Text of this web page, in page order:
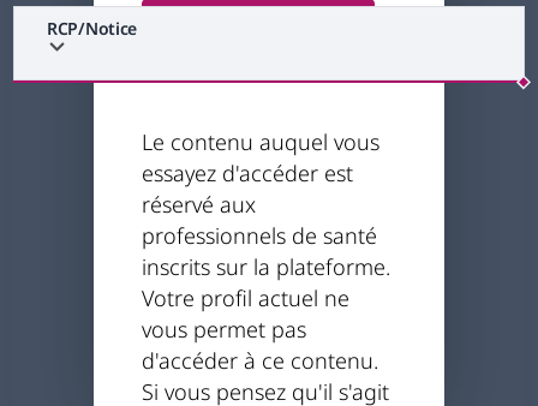
Le contenu auquel vous
essayez d'accéder est
réservé aux
professionnels de santé
inscrits sur la plateforme.
Votre profil actuel ne
vous permet pas
d'accéder à ce contenu.
Si vous pensez qu'il s'agit
RCP/Notice